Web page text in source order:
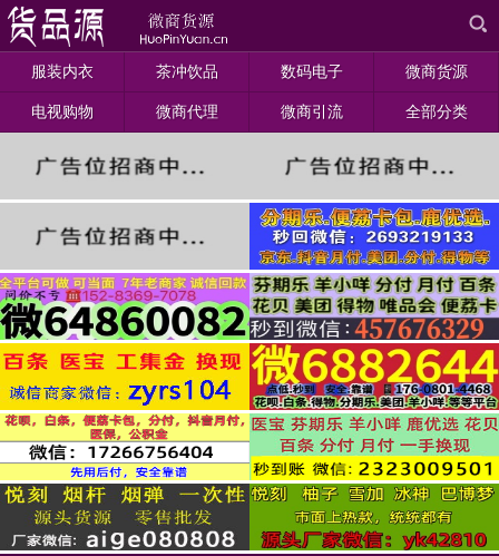
服装内衣 茶冲饮品 数码电子 微商货源
电视购物 微商代理 微商引流 全部分类